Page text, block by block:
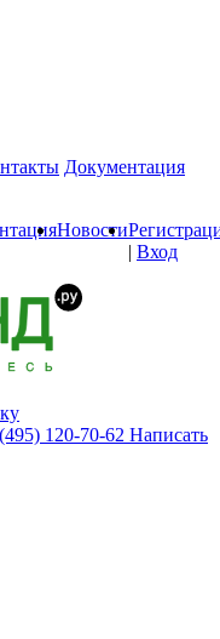
Документация
Новости
| Вход
120-70-62 Написать